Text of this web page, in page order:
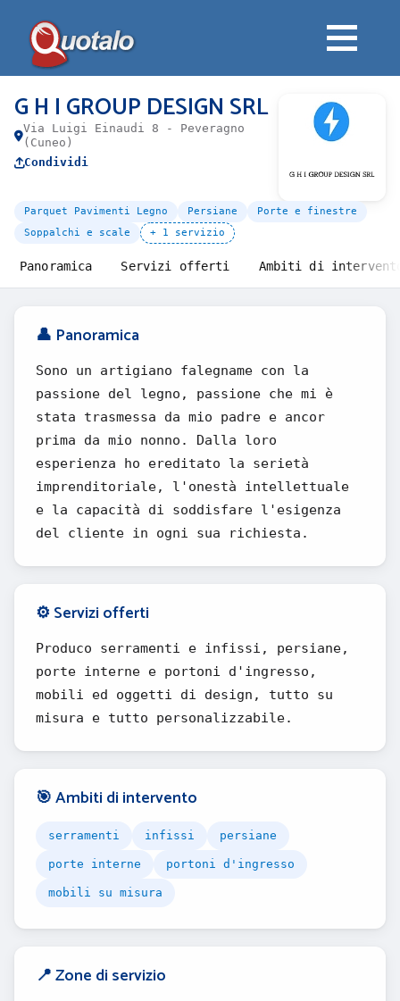
G H I GROUP DESIGN SRL
Via Luigi Einaudi 8 - Peveragno
(Cuneo)
Condividi
Parquet Pavimenti Legno Persiane
Porte e finestre
Soppalchi e scale
+ 1 servizio
Panoramica Servizi offerti Ambiti di
👤 Panoramica
Sono un artigiano falegname con la
passione del legno, passione che mi è
stata trasmessa da mio padre e ancor
prima da mio nonno. Dalla loro
esperienza ho ereditato la serietà
imprenditoriale, l'onestà intellettuale
e la capacità di soddisfare l'esigenza
del cliente in ogni sua richiesta.
⚙️ Servizi offerti
Produco serramenti e infissi, persiane,
porte interne e portoni d'ingresso,
mobili ed oggetti di design, tutto su
misura e tutto personalizzabile.
🎯 Ambiti di intervento
serramenti infissi persiane
porte interne portoni d'ingresso
mobili su misura
📍 Zone di servizio